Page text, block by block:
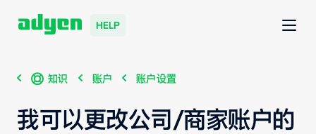
HELP
知识 账户 账户设置
我可以更改公司/商家账户的